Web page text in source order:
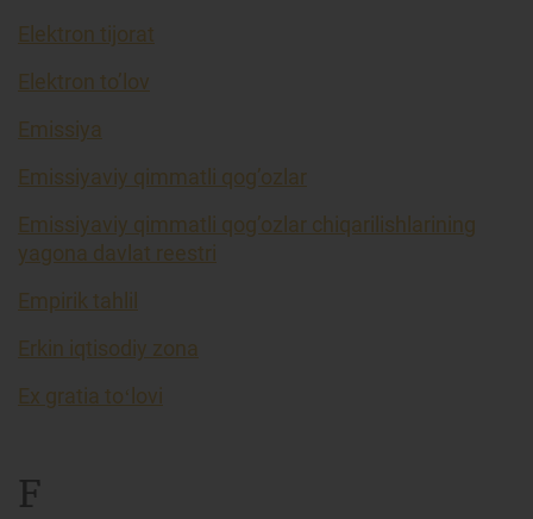
Elektron tijorat
Elektron to’lov
Emissiya
Emissiyaviy qimmatli qog’ozlar
Emissiyaviy qimmatli qog’ozlar chiqarilishlarining
yagona davlat reestri
Empirik tahlil
Erkin iqtisodiy zona
Ex gratia toʻlovi
F